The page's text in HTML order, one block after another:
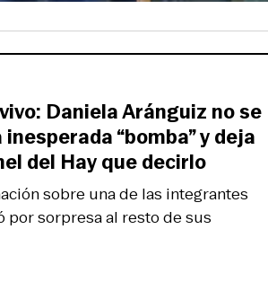
sobre una de las integrantes
por sorpresa al resto de sus
Daniela Aránguiz no se
“bomba” y deja
del Hay que decirlo